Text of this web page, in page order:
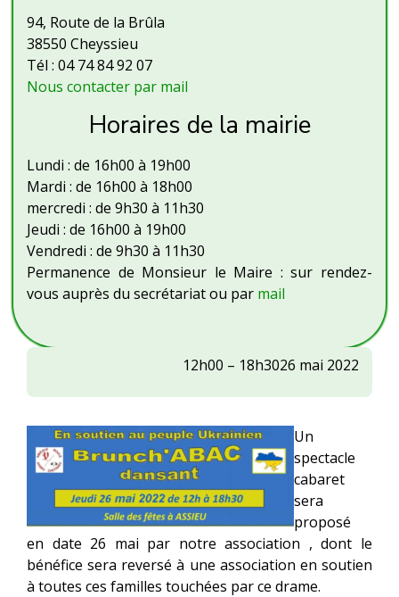
94, Route de la Brûla
38550 Cheyssieu
Tél : 04 74 84 92 07
Nous contacter par mail
Horaires de la mairie
Lundi : de 16h00 à 19h00
Mardi : de 16h00 à 18h00
mercredi : de 9h30 à 11h30
Jeudi : de 16h00 à 19h00
Vendredi : de 9h30 à 11h30
Permanence de Monsieur le Maire : sur rendez-
vous auprès du secrétariat ou par mail
Brunch'ABAC
12h00 – 18h3026 mai 2022
Un
spectacle
cabaret
sera
proposé
en date 26 mai par notre association , dont le
bénéfice sera reversé à une association en soutien
à toutes ces familles touchées par ce drame.